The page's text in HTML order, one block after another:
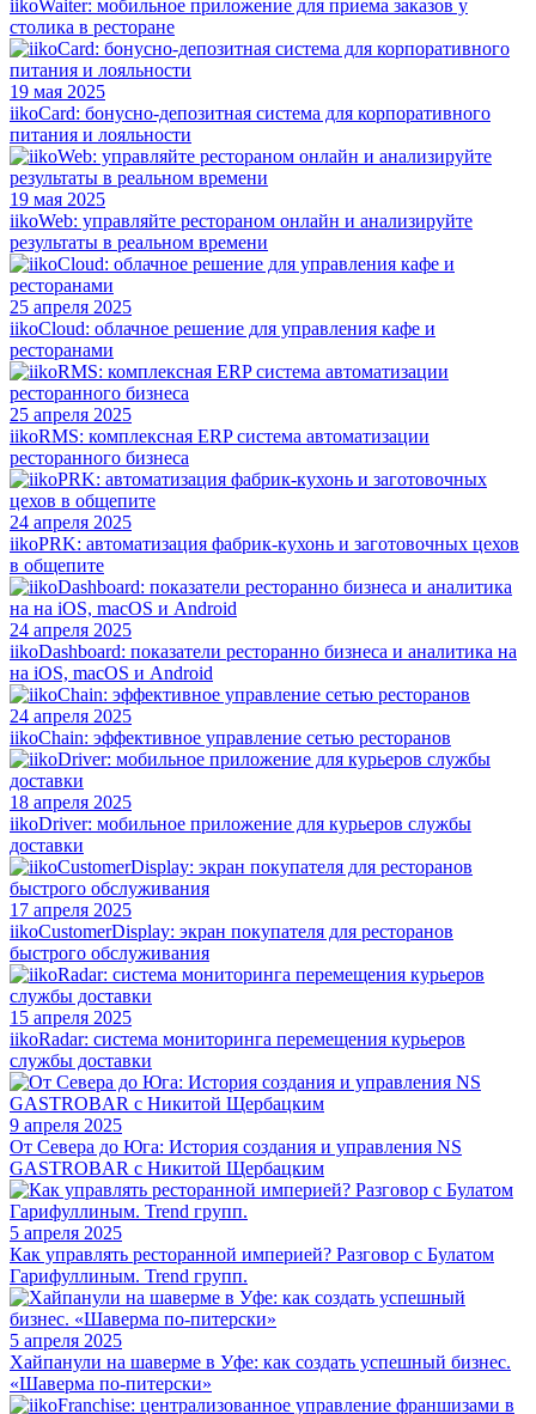
iikoWaiter: мобильное приложение для приема заказов у
столика в ресторане
19 мая 2025
iikoCard: бонусно-депозитная система для корпоративного
питания и лояльности
19 мая 2025
iikoWeb: управляйте рестораном онлайн и анализируйте
результаты в реальном времени
25 апреля 2025
iikoCloud: облачное решение для управления кафе и
ресторанами
25 апреля 2025
iikoRMS: комплексная ERP система автоматизации
ресторанного бизнеса
24 апреля 2025
iikoPRK: автоматизация фабрик-кухонь и заготовочных цехов
в общепите
24 апреля 2025
iikoDashboard: показатели ресторанно бизнеса и аналитика на
на iOS, macOS и Android
24 апреля 2025
iikoChain: эффективное управление сетью ресторанов
18 апреля 2025
iikoDriver: мобильное приложение для курьеров службы
доставки
17 апреля 2025
iikoCustomerDisplay: экран покупателя для ресторанов
быстрого обслуживания
15 апреля 2025
iikoRadar: система мониторинга перемещения курьеров
службы доставки
9 апреля 2025
От Севера до Юга: История создания и управления NS
GASTROBAR с Никитой Щербацким
5 апреля 2025
Как управлять ресторанной империей? Разговор с Булатом
Гарифуллиным. Trend групп.
5 апреля 2025
Хайпанули на шаверме в Уфе: как создать успешный бизнес.
«Шаверма по-питерски»